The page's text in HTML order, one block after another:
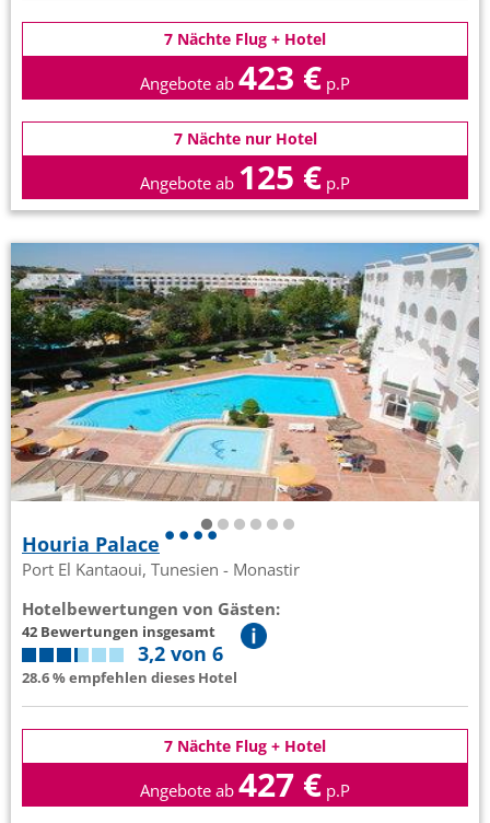
7 Nächte Flug + Hotel
Angebote ab 423 € p.P
7 Nächte nur Hotel
Angebote ab 125 € p.P
Houria Palace
Port El Kantaoui, Tunesien - Monastir
Hotelbewertungen von Gästen:
42 Bewertungen insgesamt
3,2 von 6
28.6 % empfehlen dieses Hotel
7 Nächte Flug + Hotel
Angebote ab 427 € p.P